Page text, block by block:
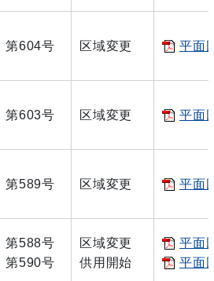
第604号 区域変更 平面
第603号 区域変更 平面
第589号 区域変更 平面
第588号
第590号
区域変更
供用開始
平面
平面